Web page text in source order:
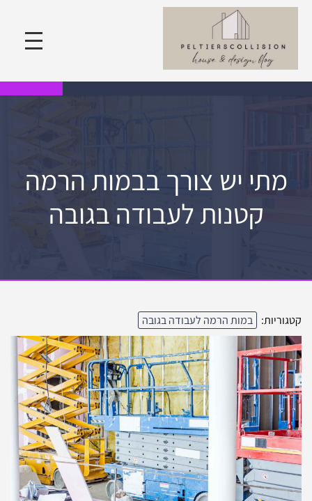
מתי יש צורך בבמות הרמה
קטנות לעבודה בגובה
קטגוריות: במות הרמה לעבודה בגובה